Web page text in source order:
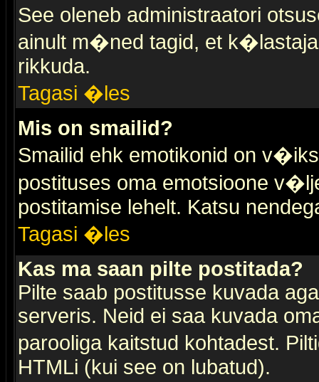
See oleneb administraatori
ainult m�ned tagid, et
rikkuda.
Tagasi �les
Mis on smailid?
Smailid ehk emotikonid on
postituses oma emotsioone
postitamise lehelt. Katsu
Tagasi �les
Kas ma saan pilte postitada?
Pilte saab postitusse kuvada
serveris. Neid ei saa kuvada
parooliga kaitstud kohtadest.
HTMLi (kui see on lubatud).